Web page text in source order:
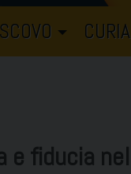
CURIA
e fiducia